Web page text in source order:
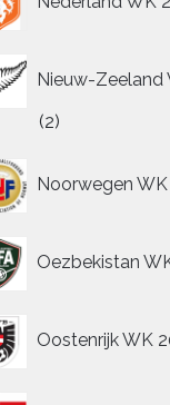
Nieuw-Zeeland
22
Noorwegen
Oezbekistan
Oostenrijk WK